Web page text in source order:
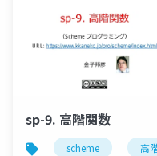
sp-9. 高階関数
scheme 高